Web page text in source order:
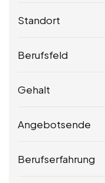
Standort
Berufsfeld
Gehalt
Angebotsende
Berufserfahrung